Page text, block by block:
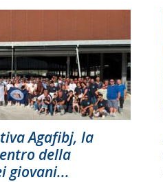
Agafibj, la
della
giovani...